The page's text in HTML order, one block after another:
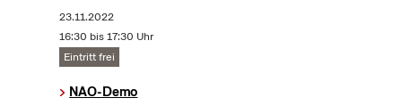
23.11.2022
16:30 bis 17:30 Uhr
Eintritt frei
NAO-Demo